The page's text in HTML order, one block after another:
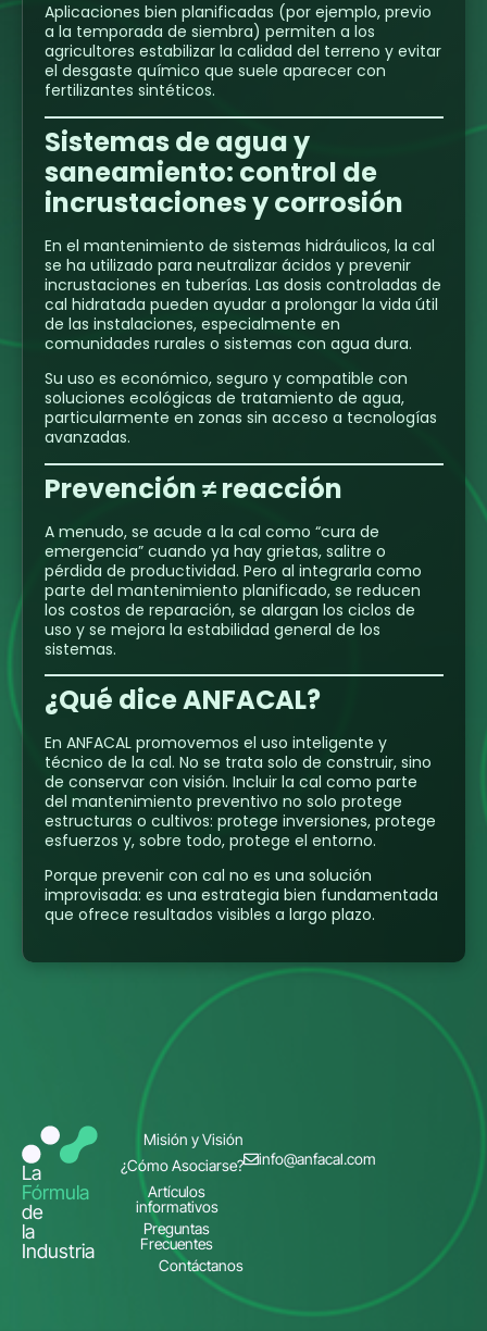
Aplicaciones bien planificadas (por ejemplo, previo
a la temporada de siembra) permiten a los
agricultores estabilizar la calidad del terreno y evitar
el desgaste químico que suele aparecer con
fertilizantes sintéticos.
Sistemas de agua y
saneamiento: control de
incrustaciones y corrosión
En el mantenimiento de sistemas hidráulicos, la cal
se ha utilizado para neutralizar ácidos y prevenir
incrustaciones en tuberías. Las dosis controladas de
cal hidratada pueden ayudar a prolongar la vida útil
de las instalaciones, especialmente en
comunidades rurales o sistemas con agua dura.
Su uso es económico, seguro y compatible con
soluciones ecológicas de tratamiento de agua,
particularmente en zonas sin acceso a tecnologías
avanzadas.
Prevención ≠ reacción
A menudo, se acude a la cal como “cura de
emergencia” cuando ya hay grietas, salitre o
pérdida de productividad. Pero al integrarla como
parte del mantenimiento planificado, se reducen
los costos de reparación, se alargan los ciclos de
uso y se mejora la estabilidad general de los
sistemas.
¿Qué dice ANFACAL?
En ANFACAL promovemos el uso inteligente y
técnico de la cal. No se trata solo de construir, sino
de conservar con visión. Incluir la cal como parte
del mantenimiento preventivo no solo protege
estructuras o cultivos: protege inversiones, protege
esfuerzos y, sobre todo, protege el entorno.
Porque prevenir con cal no es una solución
improvisada: es una estrategia bien fundamentada
que ofrece resultados visibles a largo plazo.
La
Fórmula
de
la
Industria
Misión y Visión
¿Cómo Asociarse?
Artículos
informativos
Preguntas
Frecuentes
Contáctanos
info@anfacal.com